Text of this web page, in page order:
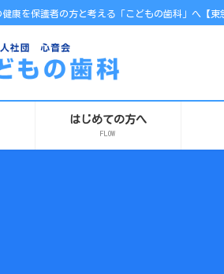
康を保護者の方と考える「こどもの歯科」へ【
はじめての方へ
FLOW